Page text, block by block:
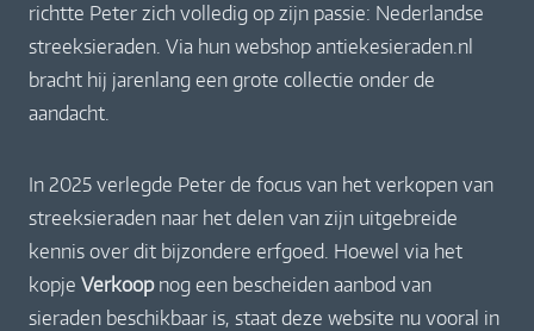
richtte Peter zich volledig op zijn passie: Nederlandse
streeksieraden. Via hun webshop antiekesieraden.nl
bracht hij jarenlang een grote collectie onder de
aandacht.
In 2025 verlegde Peter de focus van het verkopen van
streeksieraden naar het delen van zijn uitgebreide
kennis over dit bijzondere erfgoed. Hoewel via het
kopje Verkoopnog een bescheiden aanbod van
sieraden beschikbaar is, staat deze website nu vooral in